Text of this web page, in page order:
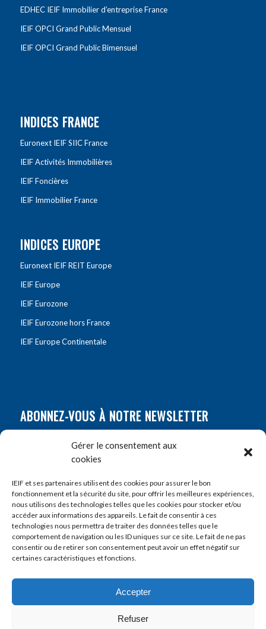
Gérer le consentement aux
cookies
IEIF et ses partenaires utilisent des cookies pour assurer le bon
fonctionnement et la sécurité du site, pour offrir les meilleures expériences,
nous utilisons des technologies telles que les cookies pour stocker et/ou
accéder aux informations des appareils. Le fait de consentir à ces
technologies nous permettra de traiter des données telles que le
comportement de navigation ou les ID uniques sur ce site. Le fait de ne pas
consentir ou de retirer son consentement peut avoir un effet négatif sur
certaines caractéristiques et fonctions.
Accepter
Refuser
EDHEC IEIF Immobilier d’entreprise France
IEIF OPCI Grand Public Mensuel
IEIF OPCI Grand Public Bimensuel
INDICES FRANCE
Euronext IEIF SIIC France
IEIF Activités Immobilières
IEIF Foncières
IEIF Immobilier France
INDICES EUROPE
Euronext IEIF REIT Europe
IEIF Europe
IEIF Eurozone
IEIF Eurozone hors France
IEIF Europe Continentale
ABONNEZ-VOUS À NOTRE NEWSLETTER
Prénom*
E-mail*